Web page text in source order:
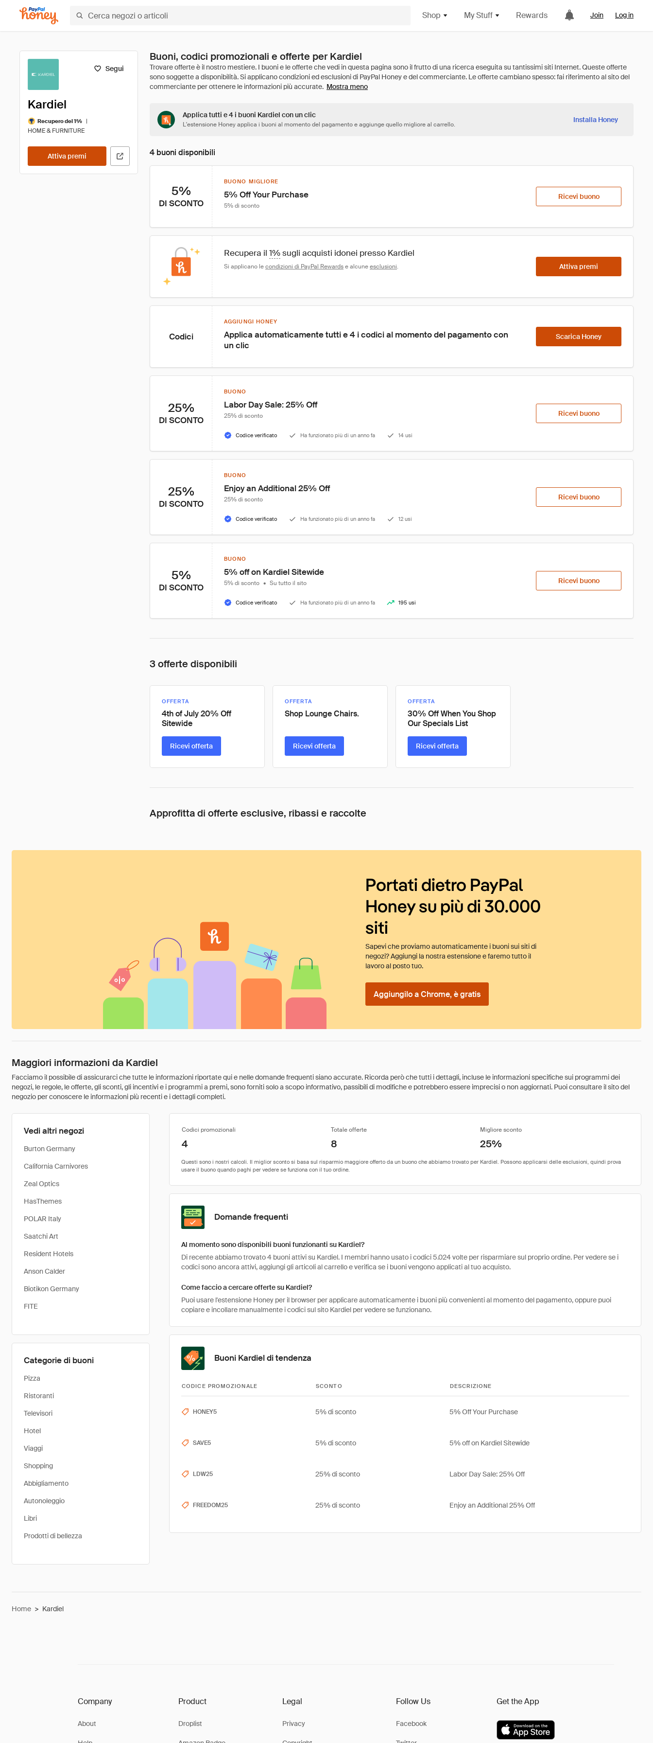
Shop My Stuff Rewards Join Log in
Segui
Kardiel
Recupero del 1%
|
HOME & FURNITURE
Attiva premi
Buoni, codici promozionali e offerte per Kardiel
Mostra meno
Applica tutti e 4 i buoni Kardiel con un clic
L'estensione Honey applica i buoni al momento del pagamento e aggiunge quello migliore al carrello.
Installa Honey
4 buoni disponibili
5%
DI SCONTO
BUONO MIGLIORE
5% Off Your Purchase
5% di sconto
Ricevi buono
Recupera il 1% sugli acquisti idonei presso Kardiel
Si applicano le condizioni di PayPal Rewards e alcune esclusioni. Attiva premi
Codici
AGGIUNGI HONEY
Applica automaticamente tutti e 4 i codici al momento del pagamento con
un clic
Scarica Honey
25%
DI SCONTO
BUONO
Labor Day Sale: 25% Off
25% di sconto
Codice verificato Ha funzionato più di un anno fa 14 usi
Ricevi buono
25%
DI SCONTO
BUONO
Enjoy an Additional 25% Off
25% di sconto
Codice verificato Ha funzionato più di un anno fa 12 usi
Ricevi buono
5%
DI SCONTO
BUONO
5% off on Kardiel Sitewide
5% di sconto • Su tutto il sito
Codice verificato Ha funzionato più di un anno fa 195 usi
Ricevi buono
3 offerte disponibili
OFFERTA
4th of July 20% Off
Sitewide
Ricevi offerta
OFFERTA
Shop Lounge Chairs.
Ricevi offerta
OFFERTA
30% Off When You Shop
Our Specials List
Ricevi offerta
Approfitta di offerte esclusive, ribassi e raccolte
Portati dietro PayPal
Honey su più di 30.000
siti
Sapevi che proviamo automaticamente i buoni sui siti di
negozi? Aggiungi la nostra estensione e faremo tutto il
lavoro al posto tuo.
Aggiungilo a Chrome, è gratis
Maggiori informazioni da Kardiel
Facciamo il possibile di assicurarci che tutte le informazioni riportate qui e nelle domande frequenti siano accurate. Ricorda però che tutti i dettagli, incluse le informazioni specifiche sui programmi dei
negozi, le regole, le offerte, gli sconti, gli incentivi e i programmi a premi, sono forniti solo a scopo informativo, passibili di modifiche e potrebbero essere imprecisi o non aggiornati. Puoi consultare il sito del
negozio per conoscere le informazioni più recenti e i dettagli completi.
Vedi altri negozi
Burton Germany
California Carnivores
Zeal Optics
HasThemes
POLAR Italy
Saatchi Art
Resident Hotels
Anson Calder
Biotikon Germany
FITE
Categorie di buoni
Pizza
Ristoranti
Televisori
Hotel
Viaggi
Shopping
Abbigliamento
Autonoleggio
Libri
Prodotti di bellezza
Codici promozionali Totale offerte Migliore sconto
4 8 25%
Domande frequenti
Al momento sono disponibili buoni funzionanti su Kardiel?
Di recente abbiamo trovato 4 buoni attivi su Kardiel. I membri hanno usato i codici 5.024 volte per risparmiare sul proprio ordine. Per vedere se i
codici sono ancora attivi, aggiungi gli articoli al carrello e verifica se i buoni vengono applicati al tuo acquisto.
Come faccio a cercare offerte su Kardiel?
Puoi usare l'estensione Honey per il browser per applicare automaticamente i buoni più convenienti al momento del pagamento, oppure puoi
copiare e incollare manualmente i codici sul sito Kardiel per vedere se funzionano.
Buoni Kardiel di tendenza
CODICE PROMOZIONALE SCONTO DESCRIZIONE
HONEY5 5% di sconto 5% Off Your Purchase
SAVE5 5% di sconto 5% off on Kardiel Sitewide
LDW25 25% di sconto Labor Day Sale: 25% Off
FREEDOM25 25% di sconto Enjoy an Additional 25% Off
Home > Kardiel
Company
About
Product
Droplist
Legal
Privacy
Follow Us
Facebook
Get the App